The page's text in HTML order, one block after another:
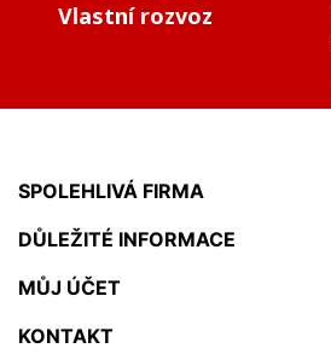
Vlastní rozvoz
SPOLEHLIVÁ FIRMA
DŮLEŽITÉ INFORMACE
MŮJ ÚČET
KONTAKT